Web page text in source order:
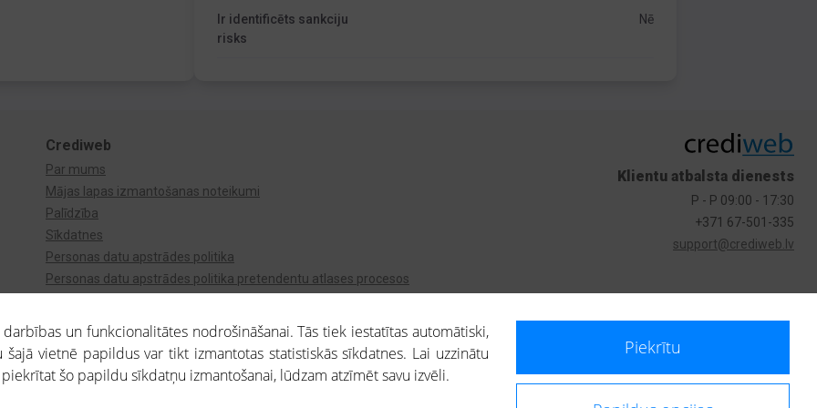
Ir identificēts sankciju
risks
Nē
Crediweb
Par mums
Mājas lapas izmantošanas noteikumi
Palīdzība
Sīkdatnes
Personas datu apstrādes politika
Personas datu apstrādes politika pretendentu atlases procesos
Klientu atbalsta dienests
P - P 09:00 - 17:30
+371 67-501-335
support@crediweb.lv
un funkcionalitātes nodrošināšanai. Tās tiek iestatītas automātiski,
vietnē papildus var tikt izmantotas statistiskās sīkdatnes. Lai uzzinātu
piekrītat šo papildu sīkdatņu izmantošanai, lūdzam atzīmēt savu izvēli.
Piekrītu